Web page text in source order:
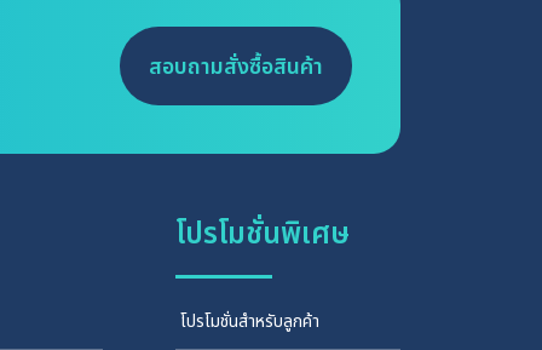
สอบถามสั่งซื้อสินค้า
โปรโมชั่นพิเศษ
โปรโมชั่นสำหรับลูกค้า